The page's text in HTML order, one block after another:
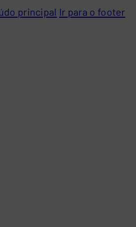
principal Ir para o footer